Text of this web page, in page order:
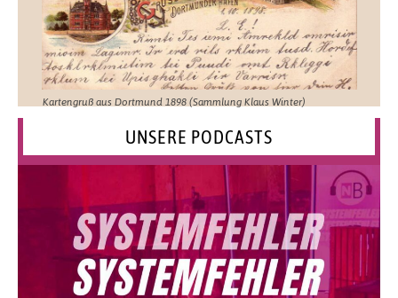
Kartengruß aus Dortmund 1898 (Sammlung Klaus Winter)
UNSERE PODCASTS